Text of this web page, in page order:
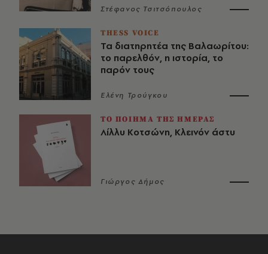
Στέφανος Τσιτσόπουλος
THESS VOICE
Τα διατηρητέα της Βαλαωρίτου:
το παρελθόν, η ιστορία, το
παρόν τους
Ελένη Τρούγκου
ΤΟ ΠΟΙΗΜΑ ΤΗΣ ΗΜΕΡΑΣ
Λίλλυ Κοτσώνη, Κλεινόν άστυ
Γιώργος Δήμος